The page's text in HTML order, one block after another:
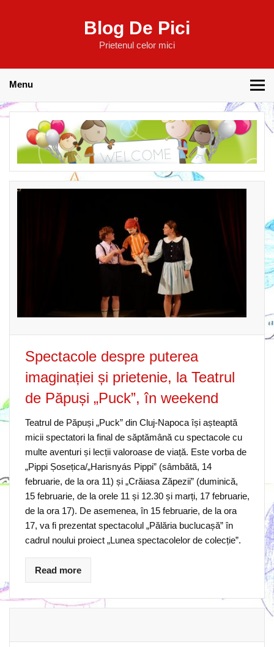
Blog De Pici
Prietenul celor mici
Menu
Spectacole despre puterea
imaginației și prietenie, la Teatrul
de Păpuși „Puck”, în weekend
Teatrul de Păpuși „Puck” din Cluj-Napoca își așteaptă
micii spectatori la final de săptămână cu spectacole cu
multe aventuri și lecții valoroase de viață. Este vorba de
„Pippi Șosețica/„Harisnyás Pippi” (sâmbătă, 14
februarie, de la ora 11) și „Crăiasa Zăpezii” (duminică,
15 februarie, de la orele 11 și 12.30 și marți, 17 februarie,
de la ora 17). De asemenea, în 15 februarie, de la ora
17, va fi prezentat spectacolul „Pălăria buclucașă” în
cadrul noului proiect „Lunea spectacolelor de colecție”.
Read more